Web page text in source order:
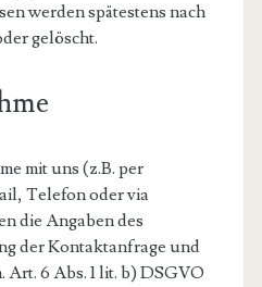
werden spätestens nach
gelöscht.
mit uns (z.B. per
Telefon oder via
die Angaben des
der Kontaktanfrage und
6 Abs. 1 lit. b) DSGVO